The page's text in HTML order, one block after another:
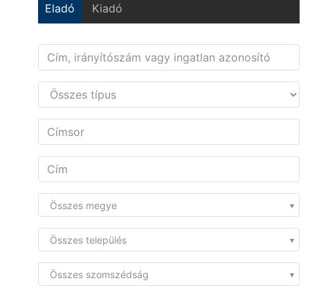
Eladó Kiadó
Összes megye
Összes település
Összes szomszédság